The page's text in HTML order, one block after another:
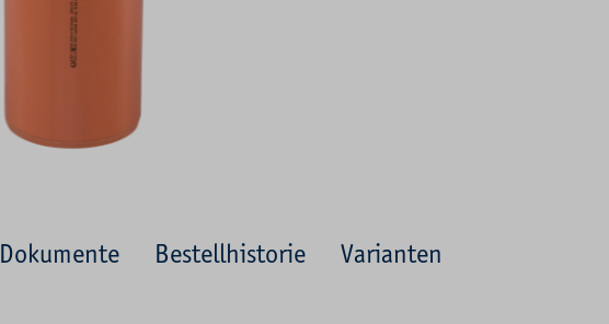
Dokumente Bestellhistorie
Varianten